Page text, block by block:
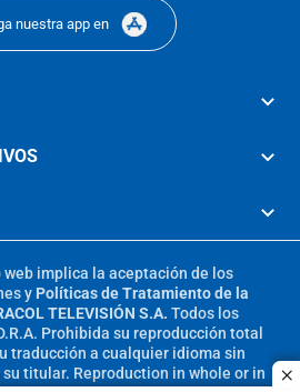
nuestra app en
web implica la aceptación de los
y Políticas de Tratamiento de la
TELEVISIÓN S.A. Todos los
Prohibida su reproducción total
traducción a cualquier idioma sin
titular. Reproduction in whole or in